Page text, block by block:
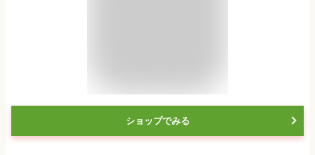
ショップでみる